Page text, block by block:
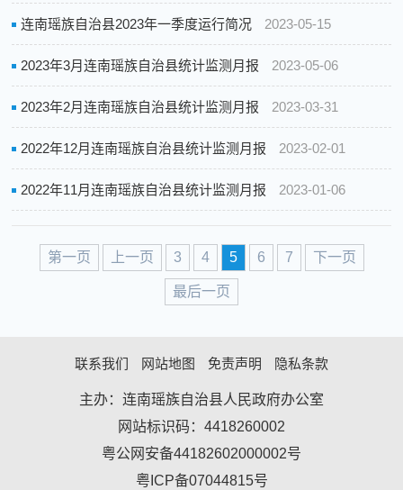
连南瑶族自治县2023年一季度运行简况 2023-05-15
2023年3月连南瑶族自治县统计监测月报 2023-05-06
2023年2月连南瑶族自治县统计监测月报 2023-03-31
2022年12月连南瑶族自治县统计监测月报 2023-02-01
2022年11月连南瑶族自治县统计监测月报 2023-01-06
第一页 上一页 3 4 5 6 7 下一页
最后一页
联系我们 网站地图 免责声明 隐私条款
主办：连南瑶族自治县人民政府办公室
网站标识码：4418260002
粤公网安备44182602000002号
粤ICP备07044815号